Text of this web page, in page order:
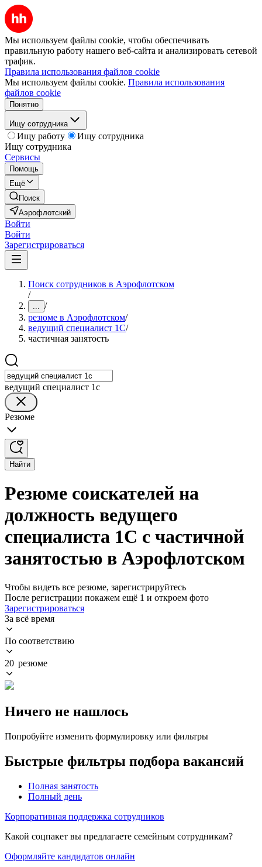
Мы используем файлы cookie, чтобы обеспечивать
правильную работу нашего веб-сайта и анализировать сетевой
трафик.
Правила использования файлов cookie
Мы используем файлы cookie. Правила использования
файлов cookie
Понятно
Ищу сотрудника
Ищу работу
Ищу сотрудника
Ищу сотрудника
Сервисы
Помощь
Ещё
Поиск
Аэрофлотский
Войти
Войти
Зарегистрироваться
Поиск сотрудников в Аэрофлотском
/
... /
резюме в Аэрофлотском/
ведущий специалист 1С/
частичная занятость
ведущий специалист 1с
Резюме
Найти
Резюме соискателей на
должность ведущего
специалиста 1С с частичной
занятостью в Аэрофлотском
Чтобы видеть все резюме, зарегистрируйтесь
После регистрации покажем ещё 1 и откроем фото
Зарегистрироваться
За всё время
По соответствию
20 резюме
Ничего не нашлось
Попробуйте изменить формулировку или фильтры
Быстрые фильтры подбора вакансий
Полная занятость
Полный день
Корпоративная поддержка сотрудников
Какой соцпакет вы предлагаете семейным сотрудникам?
Оформляйте кандидатов онлайн